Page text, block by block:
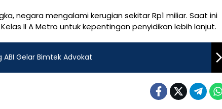
negara mengalami kerugian sekitar Rp1 miliar. Saat ini
II A Metro untuk kepentingan penyidikan lebih lanjut.
ABI Gelar Bimtek Advokat